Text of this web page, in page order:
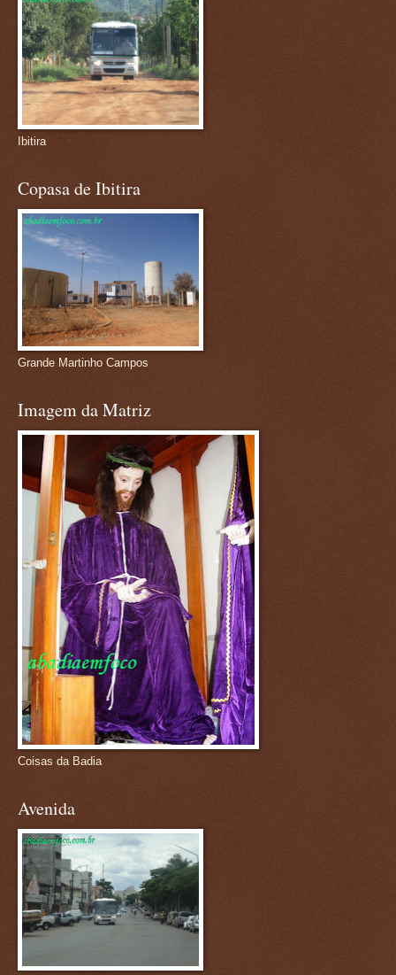
Ibitira
Copasa de Ibitira
Grande Martinho Campos
Imagem da Matriz
Coisas da Badia
Avenida